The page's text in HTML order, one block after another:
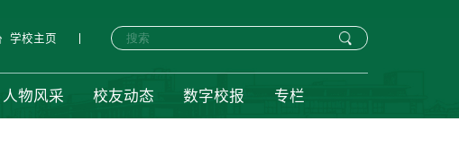
学校主页
人物风采 校友动态 数字校报 专栏